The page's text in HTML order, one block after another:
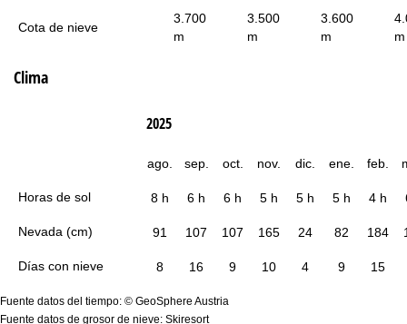
Cota de nieve
3.700
m
3.500
m
3.600
m
m
Clima
Horas de sol
Nevada (cm)
Días con nieve
2025
ago. sep. oct. nov. dic. ene. feb.
8 h 6 h 6 h 5 h 5 h 5 h 4 h
91 107 107 165 24 82 184
8 16 9 10 4 9 15
Fuente datos del tiempo: © GeoSphere Austria
Fuente datos de grosor de nieve: Skiresort